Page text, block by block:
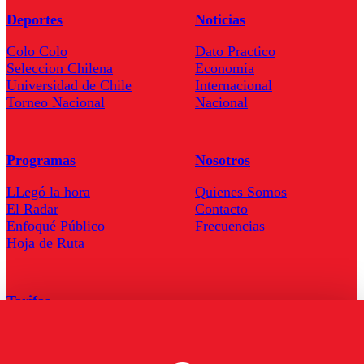
Deportes
Colo Colo
Seleccion Chilena
Universidad de Chile
Torneo Nacional
Noticias
Dato Practico
Economía
Internacional
Nacional
Programas
LLegó la hora
El Radar
Enfoqué Público
Hoja de Ruta
Nosotros
Quienes Somos
Contacto
Frecuencias
Tarifas